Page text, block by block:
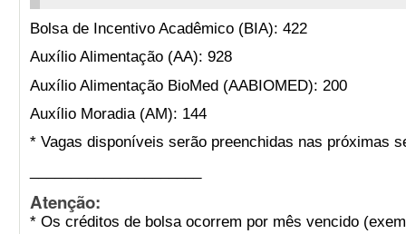
Bolsa de Incentivo Acadêmico (BIA): 422
Auxílio Alimentação (AA): 928
Auxílio Alimentação BioMed (AABIOMED): 200
Auxílio Moradia (AM): 144
* Vagas disponíveis serão preenchidas nas próximas
Atenção:
* Os créditos de bolsa ocorrem por mês vencido